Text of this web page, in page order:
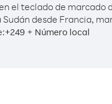
el teclado de marcado
desde Francia,
+249 + Número local